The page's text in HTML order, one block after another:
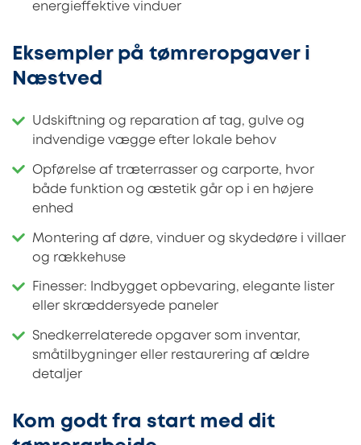
energieffektive vinduer
Eksempler på tømreropgaver i
Næstved
Udskiftning og reparation af tag, gulve og
indvendige vægge efter lokale behov
Opførelse af træterrasser og carporte, hvor
både funktion og æstetik går op i en højere
enhed
Montering af døre, vinduer og skydedøre i villaer
og rækkehuse
Finesser: Indbygget opbevaring, elegante lister
eller skræddersyede paneler
Snedkerrelaterede opgaver som inventar,
småtilbygninger eller restaurering af ældre
detaljer
Kom godt fra start med dit